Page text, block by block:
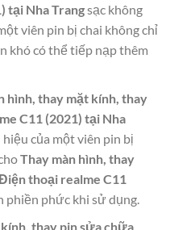
tại Nha Trangsạc không
viên pin bị chai không chỉ
khó có thể tiếp nạp thêm
hình, thay mặt kính, thay
C11 (2021) tại Nha
của một viên pin bị
Thay màn hình, thay
thoại realme C11
phiền phức khi sử dụng.
thay pin sửa chữa